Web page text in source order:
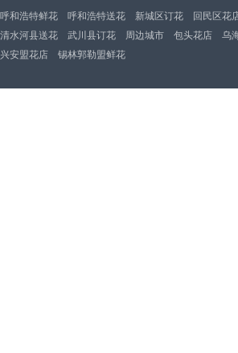
呼和浩特鲜花 呼和浩特送花 新城区订花 回民区花
清水河县送花
武川县订花 周边城市 包头花店 乌
兴安盟花店
锡林郭勒盟鲜花